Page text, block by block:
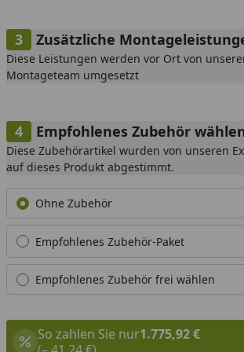
Zusätzliche
Diese Leistungen werden vor Ort von
Montageteam umgesetzt
Empfohlenes Zubehör
Diese Zubehörartikel wurden von unseren
auf dieses Produkt abgestimmt.
Ohne Zubehör
Empfohlenes Zubehör-Paket
Empfohlenes Zubehör frei wählen
So zahlen Sie nur1.775,92 €